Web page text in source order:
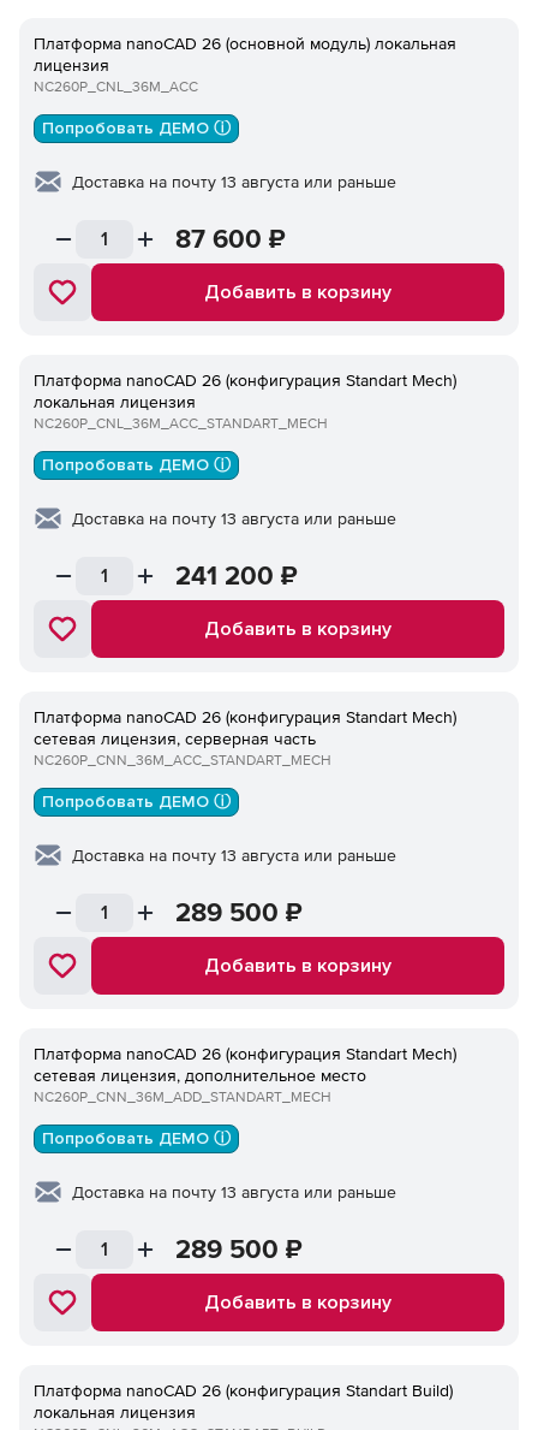
Платформа nanoCAD 26 (основной модуль) локальная
лицензия
NC260P_CNL_36M_ACC
Попробовать ДЕМО ⓘ
Доставка на почту 13 августа или раньше
87 600 ₽
Добавить в корзину
Платформа nanoCAD 26 (конфигурация Standart Mech)
локальная лицензия
NC260P_CNL_36M_ACC_STANDART_MECH
Попробовать ДЕМО ⓘ
Доставка на почту 13 августа или раньше
241 200 ₽
Добавить в корзину
Платформа nanoCAD 26 (конфигурация Standart Mech)
сетевая лицензия, серверная часть
NC260P_CNN_36M_ACC_STANDART_MECH
Попробовать ДЕМО ⓘ
Доставка на почту 13 августа или раньше
289 500 ₽
Добавить в корзину
Платформа nanoCAD 26 (конфигурация Standart Mech)
сетевая лицензия, дополнительное место
NC260P_CNN_36M_ADD_STANDART_MECH
Попробовать ДЕМО ⓘ
Доставка на почту 13 августа или раньше
289 500 ₽
Добавить в корзину
Платформа nanoCAD 26 (конфигурация Standart Build)
локальная лицензия